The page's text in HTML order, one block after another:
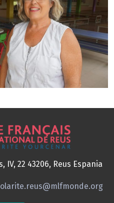
IV, 22 43206, Reus Espania